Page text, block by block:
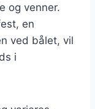
og venner.
en
ved bålet, vil
i